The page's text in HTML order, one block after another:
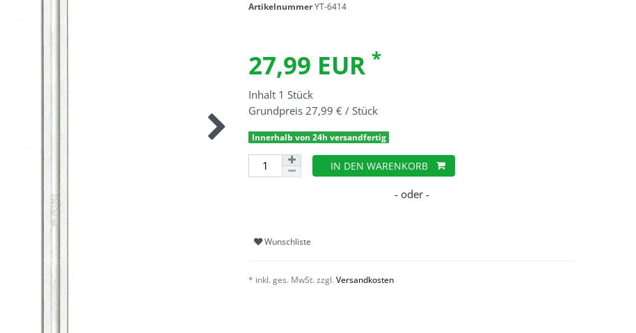
ArtikelnummerYT-6414
27,99 EUR *
Inhalt 1 Stück
Grundpreis27,99 € / Stück
Innerhalb von 24h versandfertig
IN DEN WARENKORB
Wunschliste
* inkl. ges. MwSt. zzgl. Versandkosten